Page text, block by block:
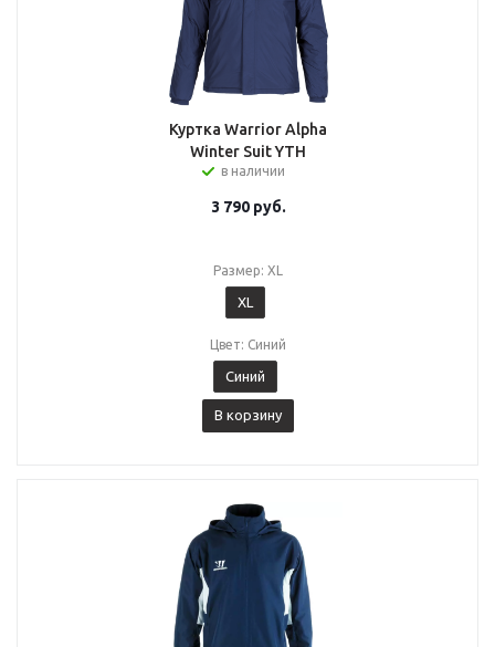
Куртка Warrior Alpha
Winter Suit YTH
в наличии
3 790руб.
Размер: XL
XL
Цвет: Синий
Синий
В корзину